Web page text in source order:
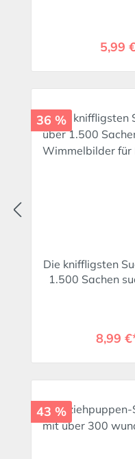
5,99
36 %
Die kniffligsten
1.500 Sachen
8,99
43 %